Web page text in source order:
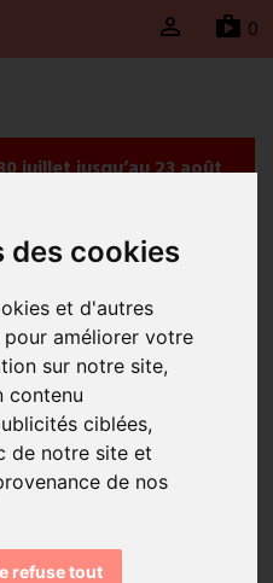
des cookies
et d'autres
améliorer votre
sur notre site,
contenu
ciblées,
de notre site et
de nos
refuse tout
0

juillet jusqu’au 23 août
Square bleu